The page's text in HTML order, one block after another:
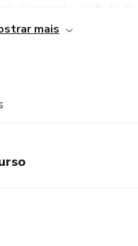
desfrute
capazes de facilitar
Vá para a banca
tempo, após assistir o
mais